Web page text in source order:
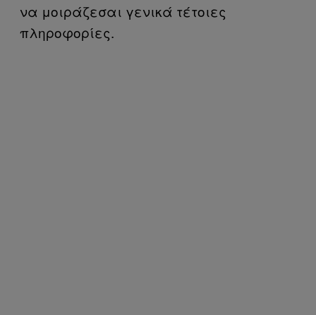
να μοιράζεσαι γενικά τέτοιες
πληροφορίες.